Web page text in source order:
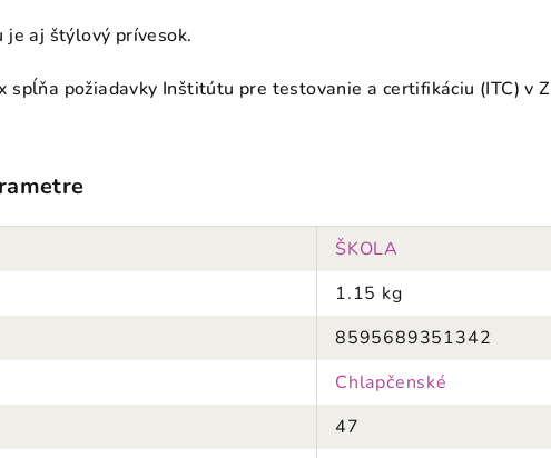
je aj štýlový prívesok.
spĺňa požiadavky Inštitútu pre testovanie a certifikáciu (ITC) v
ŠKOLA
1.15 kg
8595689351342
Chlapčenské
47